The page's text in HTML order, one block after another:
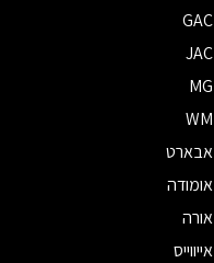
GAC
JAC
MG
WM
אבארט
אומודה
אורה
אייווייס